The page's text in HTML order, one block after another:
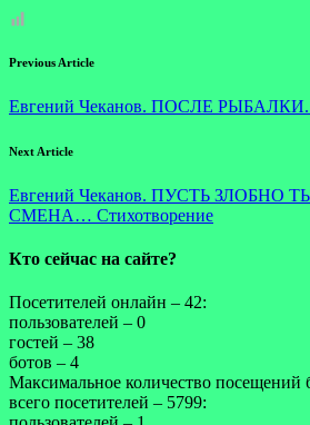
Previous Article
Евгений Чеканов. ПОСЛЕ РЫБАЛКИ.
Next Article
Евгений Чеканов. ПУСТЬ
СМЕНА… Стихотворение
Кто сейчас на сайте?
Посетителей онлайн – 42:
пользователей – 0
гостей – 38
ботов – 4
Максимальное количество посещений
всего посетителей – 5799: